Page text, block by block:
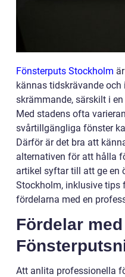
Fönsterputs Stockholm
kännas tidskrävande
skrämmande, särskilt i
Med stadens ofta
svårtillgängliga fönster
Därför är det bra att
alternativen för att hålla
artikel syftar till att ge en
Stockholm, inklusive
fördelarna med en
Fördelar
Att anlita professionella